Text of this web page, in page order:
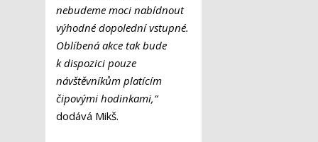
nebudeme moci nabídnout
výhodné dopolední vstupné.
Oblíbená akce tak bude
k dispozici pouze
návštěvníkům platícím
čipovými hodinkami,“
dodává Mikš.